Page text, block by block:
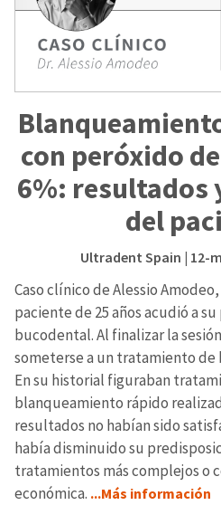
con peróxido
6%: resultados
del
Ultradent Spain | 12-
Caso clínico de Alessio
paciente de 25 años acudió a
bucodental. Al finalizar la
someterse a un tratamiento
En su historial figuraban
blanqueamiento rápido
resultados no habían sido
había disminuido su
tratamientos más complejos o
económica. ...Más información